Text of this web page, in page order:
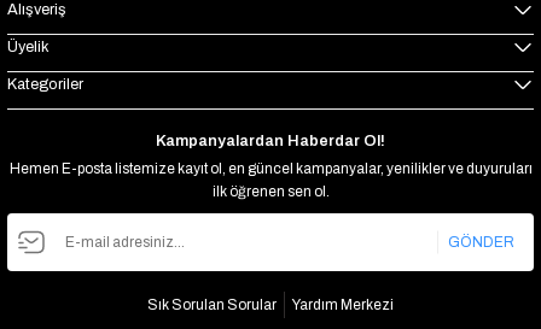
Alışveriş
Üyelik
Kategoriler
Kampanyalardan Haberdar Ol!
Hemen E-posta listemize kayıt ol, en güncel kampanyalar, yenilikler ve duyuruları
ilk öğrenen sen ol.
GÖNDER
Sık Sorulan Sorular Yardım Merkezi